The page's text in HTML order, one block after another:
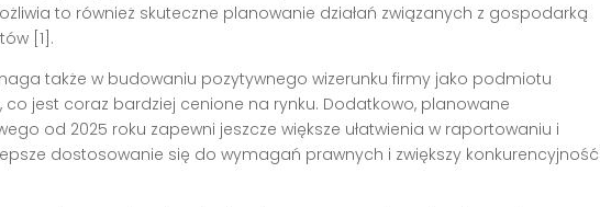
to również skuteczne planowanie działań związanych z gospodarką
[1].
także w budowaniu pozytywnego wizerunku firmy jako podmiotu
jest coraz bardziej cenione na rynku. Dodatkowo, planowane
od 2025 roku zapewni jeszcze większe ułatwienia w raportowaniu i
dostosowanie się do wymagań prawnych i zwiększy konkurencyjność